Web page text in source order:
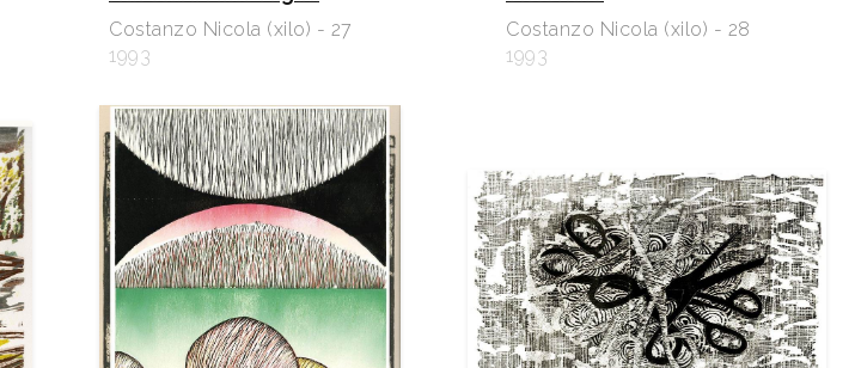
Costanzo Nicola (xilo) - 27
1993
Costanzo Nicola (xilo) - 28
1993